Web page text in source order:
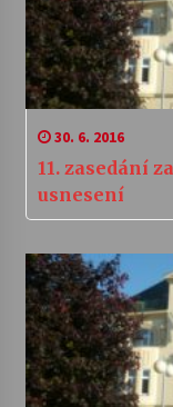
30. 6. 2016
11. zasedání
usnesení